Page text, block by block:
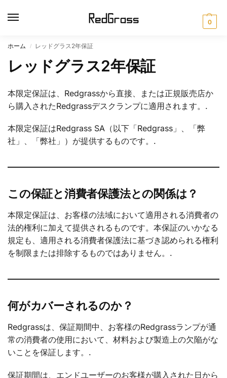
0
ホーム / レッドグラス2年保証
レッドグラス2年保証
本限定保証は、Redgrassから直接、または正規販売店か
ら購入されたRedgrassデスクランプに適用されます。.
本限定保証はRedgrass SA（以下「Redgrass」、「弊
社」、「弊社」）が提供するものです。.
この保証と消費者保護法との関係は？
本限定保証は、お客様の法域において適用される消費者の
法的権利に加えて提供されるものです。本保証のいかなる
規定も、適用される消費者保護法に基づき認められる権利
を制限または排除するものではありません。.
何がカバーされるのか？
Redgrassは、保証期間中、お客様のRedgrassランプが通
常の消費者の使用において、材料および製造上の欠陥がな
いことを保証します。.
保証期間は、エンドユーザーのお客様が購入された日から